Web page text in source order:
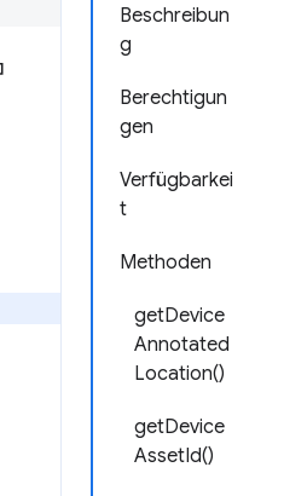
Beschreibun
g
Berechtigun
gen
Verfügbarkei
t
Methoden
getDevice
Annotated
Location()
getDevice
AssetId()